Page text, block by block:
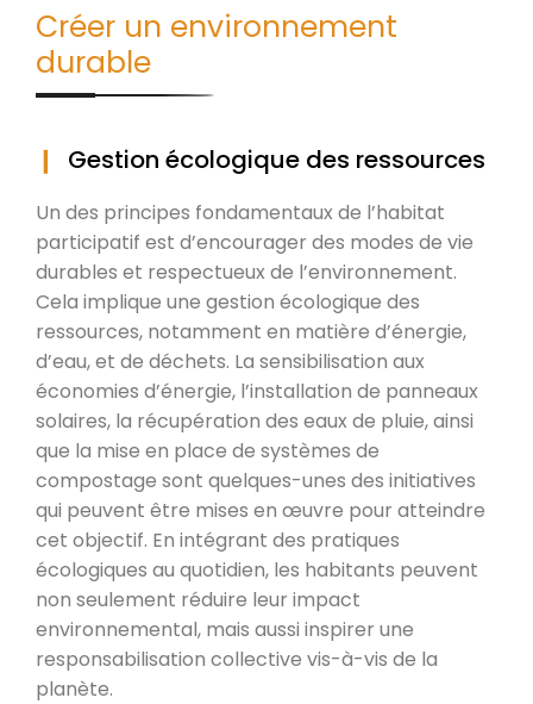
Créer un environnement
durable
Gestion écologique des ressources
Un des principes fondamentaux de l’habitat
participatif est d’encourager des modes de vie
durables et respectueux de l’environnement.
Cela implique une gestion écologique des
ressources, notamment en matière d’énergie,
d’eau, et de déchets. La sensibilisation aux
économies d’énergie, l’installation de panneaux
solaires, la récupération des eaux de pluie, ainsi
que la mise en place de systèmes de
compostage sont quelques-unes des initiatives
qui peuvent être mises en œuvre pour atteindre
cet objectif. En intégrant des pratiques
écologiques au quotidien, les habitants peuvent
non seulement réduire leur impact
environnemental, mais aussi inspirer une
responsabilisation collective vis-à-vis de la
planète.